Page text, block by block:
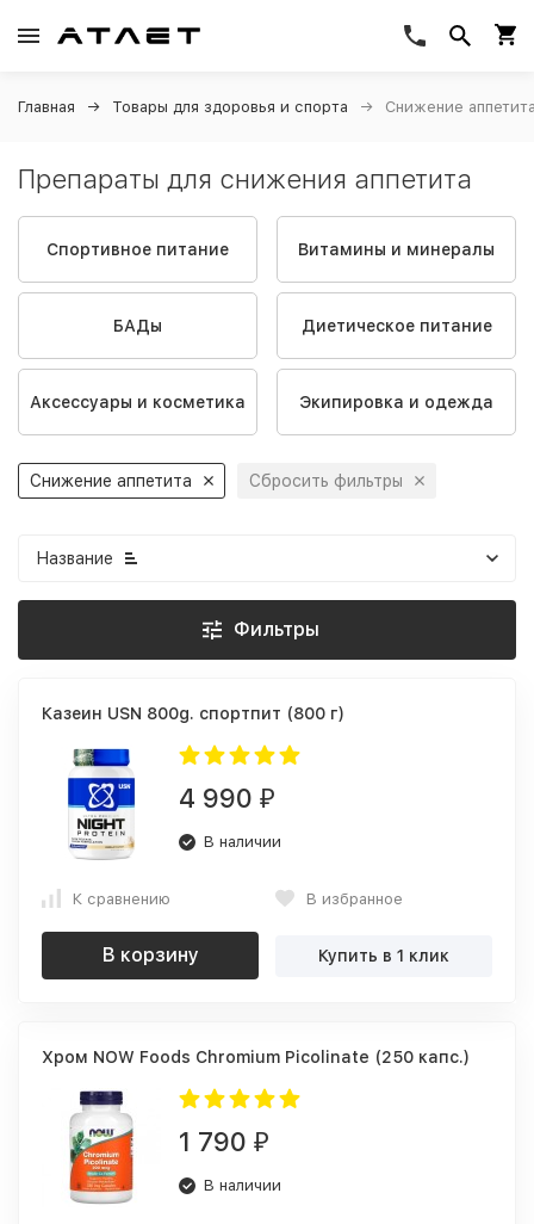
Главная Товары для здоровья и спорта Снижение
Препараты для снижения аппетита
Спортивное питание Витамины и минералы
БАДы Диетическое питание
Аксессуары и косметика Экипировка и одежда
Снижение аппетита Сбросить фильтры
Название
Фильтры
Казеин USN 800g. спортпит (800 г)
4 990 ₽
В наличии
К сравнению В избранное
В корзину Купить в 1 клик
Хром NOW Foods Chromium Picolinate (250 капс.)
1 790 ₽
В наличии